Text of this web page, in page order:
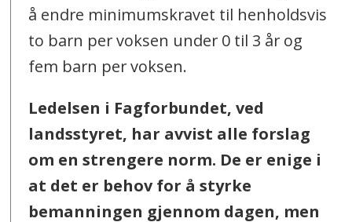
å endre minimumskravet til henholdsvis
to barn per voksen under 0 til 3 år og
fem barn per voksen.
Ledelsen i Fagforbundet, ved
landsstyret, har avvist alle forslag
om en strengere norm. De er enige i
at det er behov for å styrke
bemanningen gjennom dagen, men